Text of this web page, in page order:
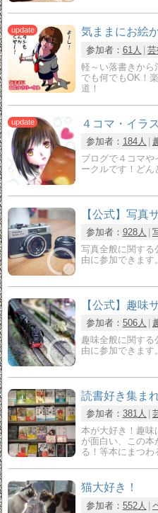
気ままにお絵
参加者： 61人
軽～い落書きから
でも何でもOK！
道！
４コマ・イラ
参加者： 184人
ブログで４コマや
ークルです！どん
【公式】写真
参加者： 928人
写真全般に関する
由に参加できます。
【公式】趣味
参加者： 506人
趣味全般に関する
由に参加できます。
読書好き集まれ
参加者： 381人
本が大好き！趣味
が面白い、この本
る！等本にまつわ
猫大好き！
参加者： 552人